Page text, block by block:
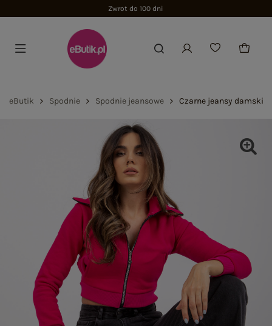
Zwrot do 100 dni
eButik Spodnie Spodnie jeansowe Czarne jeansy damskie